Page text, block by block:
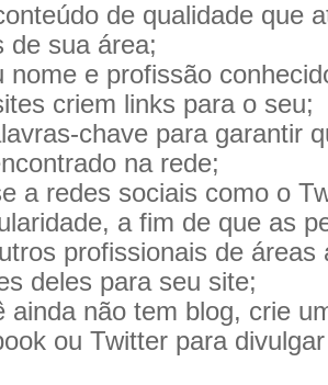
de qualidade que
de sua área;
nome e profissão
criem links para o seu;
chave para garantir
na rede;
a redes sociais como o
a fim de que as
profissionais de
deles para seu site;
ainda não tem blog, crie
ou Twitter para